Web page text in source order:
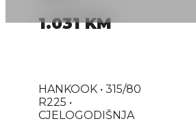
1.031KM
HANKOOK • 315/80
R225 •
CJELOGODIŠNJA